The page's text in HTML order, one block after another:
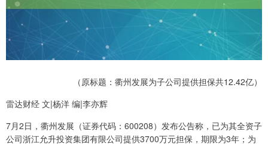
（原标题：衢州发展为子公司提供担保共12.42亿）
雷达财经 文|杨洋 编|李亦辉
7月2日，衢州发展（证券代码：600208）发布公告称，已为其全资子
公司浙江允升投资集团有限公司提供3700万元担保，期限为3年；为